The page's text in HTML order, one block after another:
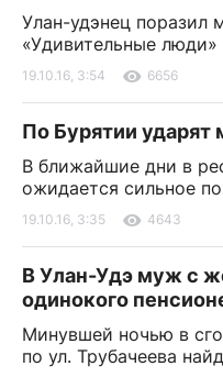
Улан-удэнец поразил
«Удивительные
19.10.16, 3:54 6656
По Бурятии ударят
В ближайшие дни в
ожидается сильное
19.10.16, 3:35 4643
В Улан-Удэ муж с
одинокого
Минувшей ночью в
по ул. Трубачеева